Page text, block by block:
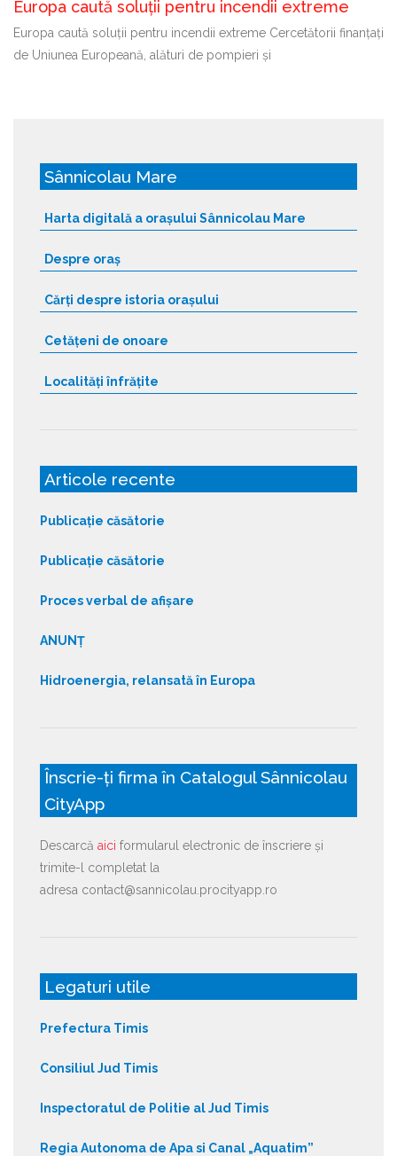
Europa caută soluții pentru incendii extreme
Europa caută soluții pentru incendii extreme Cercetătorii finanțați
de Uniunea Europeană, alături de pompieri și
Sânnicolau Mare
Harta digitală a orașului Sânnicolau Mare
Despre oraș
Cărți despre istoria orașului
Cetățeni de onoare
Localități înfrățite
Articole recente
Publicație căsătorie
Publicație căsătorie
Proces verbal de afișare
ANUNȚ
Hidroenergia, relansată în Europa
Înscrie-ți firma în Catalogul Sânnicolau
CityApp
Descarcă aici formularul electronic de înscriere și
trimite-l completat la
adresa contact@sannicolau.procityapp.ro
Legaturi utile
Prefectura Timis
Consiliul Jud Timis
Inspectoratul de Politie al Jud Timis
Regia Autonoma de Apa si Canal „Aquatim”